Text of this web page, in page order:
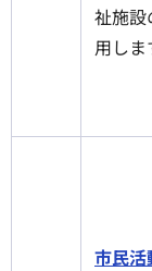
祉施設
用しま
市民活